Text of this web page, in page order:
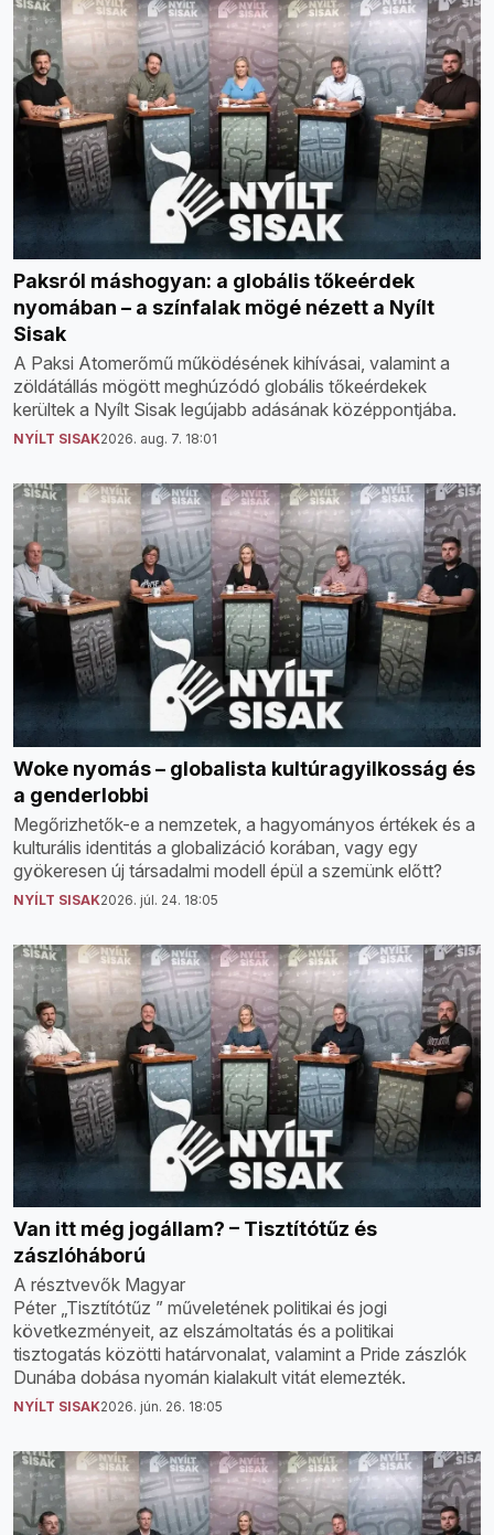
Paksról máshogyan: a globális tőkeérdek
nyomában – a színfalak mögé nézett a Nyílt
Sisak
A Paksi Atomerőmű működésének kihívásai, valamint a
zöldátállás mögött meghúzódó globális tőkeérdekek
kerültek a Nyílt Sisak legújabb adásának középpontjába.
NYÍLT SISAK2026. aug. 7. 18:01
Woke nyomás – globalista kultúragyilkosság és
a genderlobbi
Megőrizhetők-e a nemzetek, a hagyományos értékek és a
kulturális identitás a globalizáció korában, vagy egy
gyökeresen új társadalmi modell épül a szemünk előtt?
NYÍLT SISAK2026. júl. 24. 18:05
Van itt még jogállam? – Tisztítótűz és
zászlóháború
A résztvevők Magyar
Péter „Tisztítótűz ” műveletének politikai és jogi
következményeit, az elszámoltatás és a politikai
tisztogatás közötti határvonalat, valamint a Pride zászlók
Dunába dobása nyomán kialakult vitát elemezték.
NYÍLT SISAK2026. jún. 26. 18:05